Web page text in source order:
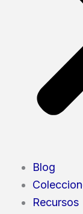
Blog
Recursos